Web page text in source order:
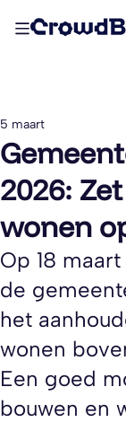
5 maart
2026:
wonen
Op 18
de
het
wonen
Een goed
bouwen en